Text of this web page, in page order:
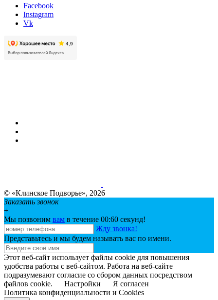
Facebook
Instagram
Vk
© «Клинское Подворье», 2026
Заказать звонок
+
Мы позвоним вам в течение 00:60 секунд!
Жду звонка!
Представьтесь и мы будем называть вас по имени.
Этот веб-сайт использует файлы cookie для повышения
удобства работы с веб-сайтом. Работа на веб-сайте
подразумевают согласие со сбором данных посредством
файлов cookie.
Настройки
Я согласен
Политика конфиденциальности и Cookies